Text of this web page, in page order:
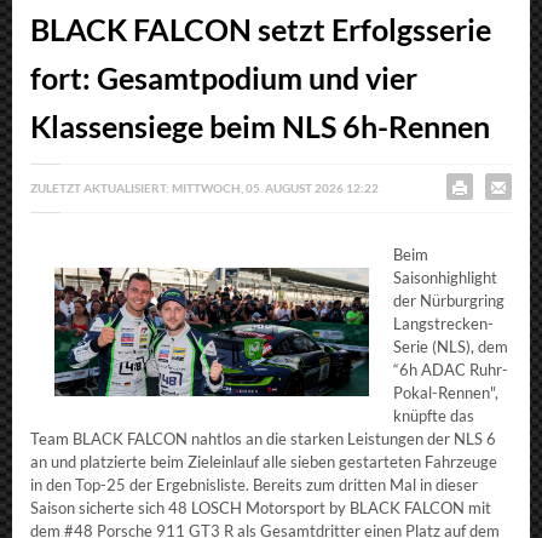
BLACK FALCON setzt Erfolgsserie
fort: Gesamtpodium und vier
Klassensiege beim NLS 6h-Rennen
ZULETZT AKTUALISIERT: MITTWOCH, 05. AUGUST 2026 12:22
Beim
Saisonhighlight
der Nürburgring
Langstrecken-
Serie (NLS), dem
“6h ADAC Ruhr-
Pokal-Rennen",
knüpfte das
Team BLACK FALCON nahtlos an die starken Leistungen der NLS 6
an und platzierte beim Zieleinlauf alle sieben gestarteten Fahrzeuge
in den Top-25 der Ergebnisliste. Bereits zum dritten Mal in dieser
Saison sicherte sich 48 LOSCH Motorsport by BLACK FALCON mit
dem #48 Porsche 911 GT3 R als Gesamtdritter einen Platz auf dem